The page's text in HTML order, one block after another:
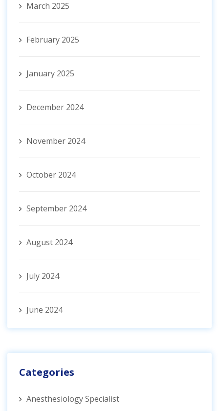
March 2025
February 2025
January 2025
December 2024
November 2024
October 2024
September 2024
August 2024
July 2024
June 2024
Categories
Anesthesiology Specialist